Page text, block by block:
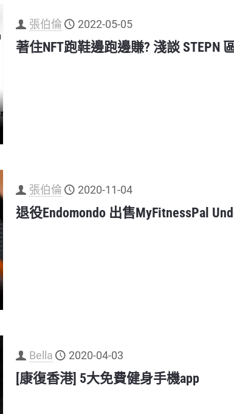
張伯倫 2022-05-05
著住NFT跑鞋邊跑邊賺? 淺談 STEPN
張伯倫 2020-11-04
退役Endomondo 出售MyFitnessPal
Bella 2020-04-03
[康復香港] 5大免費健身手機app